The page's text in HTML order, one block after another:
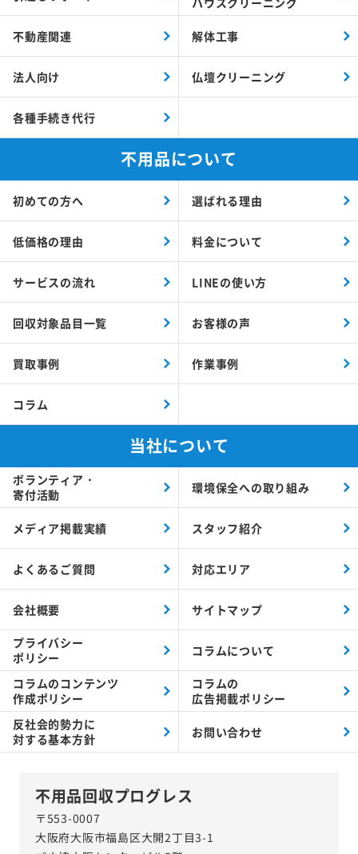
不用品回収プログレス
〒553-0007
大阪府大阪市福島区大開2丁目3-1
不動産関連 解体工事
法人向け 仏壇クリーニング
各種手続き代行
不用品について
初めての方へ 選ばれる理由
低価格の理由 料金について
サービスの流れ LINEの使い方
回収対象品目一覧 お客様の声
買取事例 作業事例
コラム
当社について
ボランティア・
寄付活動
環境保全への取り組み
メディア掲載実績 スタッフ紹介
よくあるご質問 対応エリア
会社概要 サイトマップ
プライバシー
ポリシー
コラムについて
コラムの コンテンツ
作成ポリシー
コラムの
広告掲載ポリシー
反社会的勢力に
対する基本方針 お問い合わせ